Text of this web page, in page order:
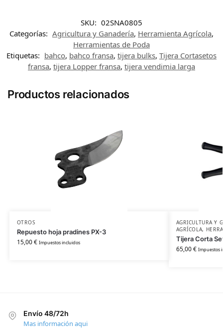
SKU: 02SNA0805
Categorías: Agricultura y Ganadería, Herramienta Agrícola,
Herramientas de Poda
Etiquetas: bahco, bahco fransa, tijera bulks, Tijera Cortasetos
fransa, tijera Lopper fransa, tijera vendimia larga
Productos relacionados
OTROS
Repuesto hoja pradines PX-3
15,00€ Impuestos incluidos
AGRICULTURA Y
AGRÍCOLA,
Tijera Corta
65,00€ Impuestos
Envío 48/72h
Mas información aqui